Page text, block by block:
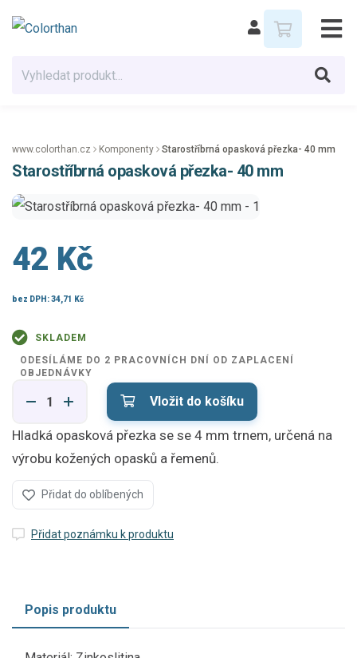
www.colorthan.cz Komponenty Starostříbrná opasková přezka- 40 mm
Starostříbrná opasková přezka- 40 mm
Hladká opasková přezka se se 4 mm trnem, určená na
výrobu kožených opasků a řemenů.
42 Kč
bez DPH:34,71 Kč
Vložit do košíku
Přidat do oblíbených
Přidat poznámku k produktu
SKLADEM
ODESÍLÁME DO 2 PRACOVNÍCH DNÍ OD ZAPLACENÍ
OBJEDNÁVKY
Popis produktu